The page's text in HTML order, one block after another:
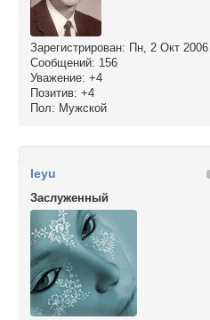
Зарегистрирован: Пн, 2 Окт 2006
Сообщений: 156
Уважение: +4
Позитив: +4
Пол: Мужской
leyu
Заслуженный